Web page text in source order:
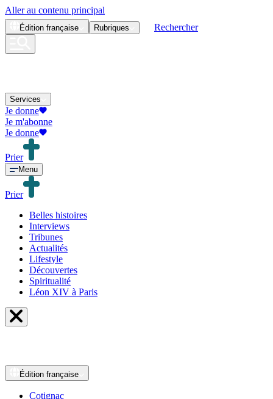
Aller au contenu principal
Édition française Rubriques Rechercher
Services
Je donne
Je m'abonne
Je donne
Prier
Menu
Prier
Belles histoires
Interviews
Tribunes
Actualités
Lifestyle
Découvertes
Spiritualité
Léon XIV à Paris
Édition française
Cotignac